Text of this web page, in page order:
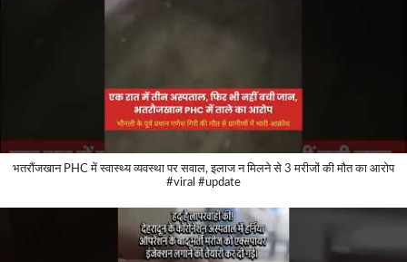
भतरौंजखान PHC में स्वास्थ्य व्यवस्था पर सवाल, इलाज न मिलने से 3 मरीजों की मौत का आरोप
#viral #update